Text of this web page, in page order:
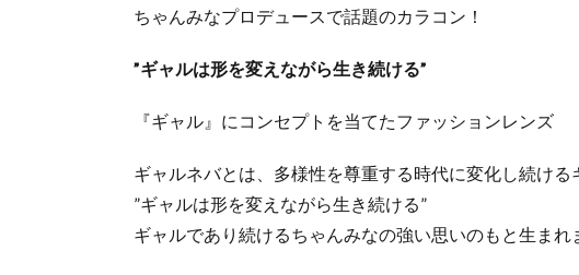
ちゃんみなプロデュースで話題のカラコン！
”ギャルは形を変えながら生き続ける”
『ギャル』にコンセプトを当てたファッションレンズ
ギャルネバとは、多様性を尊重する時代に変化し続ける
”ギャルは形を変えながら生き続ける”
ギャルであり続けるちゃんみなの強い思いのもと生まれ